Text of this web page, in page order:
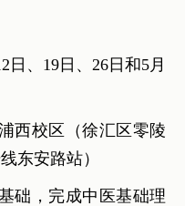
日、19日、26日和5月
西校区（徐汇区零陵
东安路站）
础，完成中医基础理